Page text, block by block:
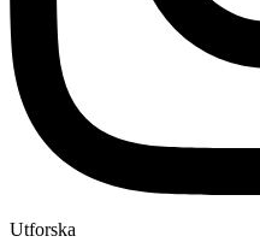
Utforska